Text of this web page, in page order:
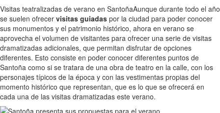
Visitas teatralizadas de verano en SantoñaAunque durante todo el año
se suelen ofrecer visitas guiadas por la ciudad para poder conocer
sus monumentos y el patrimonio histórico, ahora en verano se
aprovecha el volumen de visitantes para ofrecer una serie de visitas
dramatizadas adicionales, que permitan disfrutar de opciones
diferentes. Esto consiste en poder conocer diferentes puntos de
Santoña como si se tratara de una obra de teatro en la calle, con los
personajes típicos de la época y con las vestimentas propias del
momento histórico que representan, que es lo que se ofrecerá en
cada una de las visitas dramatizadas este verano.